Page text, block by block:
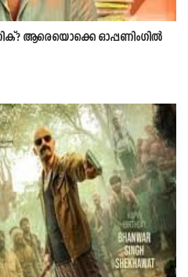
ആരെയൊക്കെ ഓപ്പണിംഗില്‍